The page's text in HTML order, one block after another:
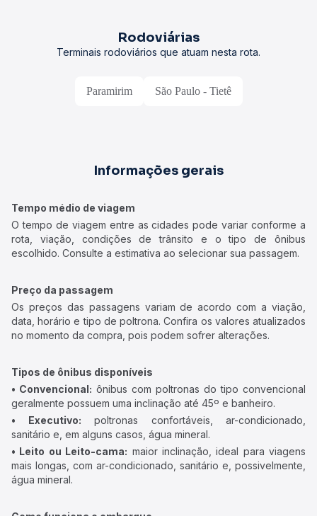
Rodoviárias
Terminais rodoviários que atuam nesta rota.
Paramirim São Paulo - Tietê
Informações gerais
Tempo médio de viagem
O tempo de viagem entre as cidades pode variar conforme a
rota, viação, condições de trânsito e o tipo de ônibus
escolhido. Consulte a estimativa ao selecionar sua passagem.
Preço da passagem
Os preços das passagens variam de acordo com a viação,
data, horário e tipo de poltrona. Confira os valores atualizados
no momento da compra, pois podem sofrer alterações.
Tipos de ônibus disponíveis
• Convencional: ônibus com poltronas do tipo convencional
geralmente possuem uma inclinação até 45º e banheiro.
• Executivo: poltronas confortáveis, ar-condicionado,
sanitário e, em alguns casos, água mineral.
• Leito ou Leito-cama: maior inclinação, ideal para viagens
mais longas, com ar-condicionado, sanitário e, possivelmente,
água mineral.